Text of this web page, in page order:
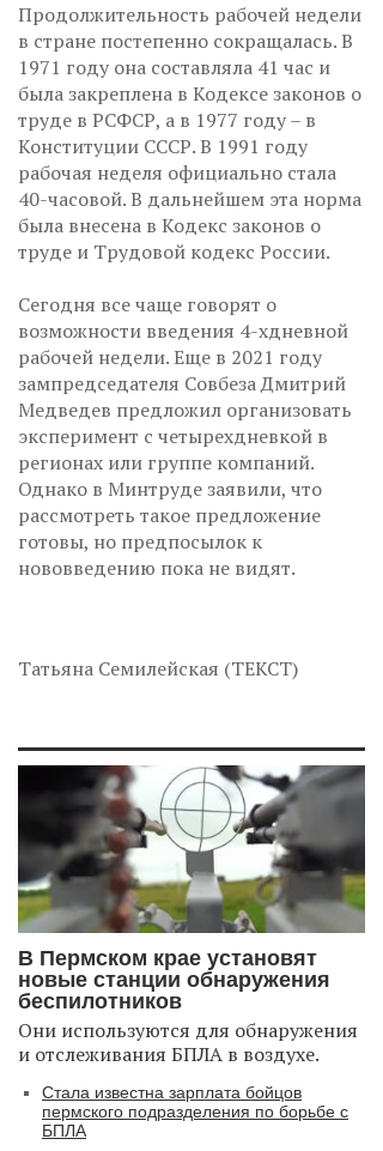
Продолжительность рабочей недели
в стране постепенно сокращалась. В
1971 году она составляла 41 час и
была закреплена в Кодексе законов о
труде в РСФСР, а в 1977 году – в
Конституции СССР. В 1991 году
рабочая неделя официально стала
40-часовой. В дальнейшем эта норма
была внесена в Кодекс законов о
труде и Трудовой кодекс России.
Сегодня все чаще говорят о
возможности введения 4-хдневной
рабочей недели. Еще в 2021 году
зампредседателя Совбеза Дмитрий
Медведев предложил организовать
эксперимент с четырехдневкой в
регионах или группе компаний.
Однако в Минтруде заявили, что
рассмотреть такое предложение
готовы, но предпосылок к
нововведению пока не видят.
Татьяна Семилейская (ТЕКСТ)
В Пермском крае установят
новые станции обнаружения
беспилотников
Они используются для обнаружения
и отслеживания БПЛА в воздухе.
Стала известна зарплата бойцов
пермского подразделения по борьбе с
БПЛА